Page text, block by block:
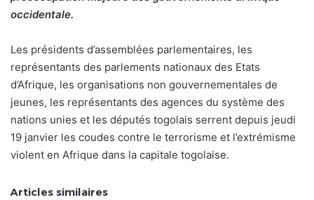
occidentale.
Les présidents d’assemblées parlementaires, les
représentants des parlements nationaux des Etats
d’Afrique, les organisations non gouvernementales de
jeunes, les représentants des agences du système des
nations unies et les députés togolais serrent depuis jeudi
19 janvier les coudes contre le terrorisme et l’extrémisme
violent en Afrique dans la capitale togolaise.
Articles similaires